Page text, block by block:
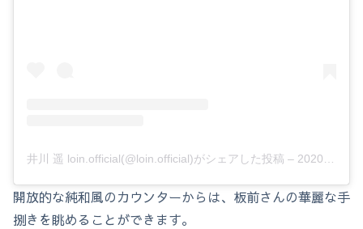
井川 遥 loin.official(@loin.official)がシェアした投稿 – 2020年 4月月12日午前12時10分PDT
開放的な純和風のカウンターからは、板前さんの華麗な手
捌きを眺めることができます。